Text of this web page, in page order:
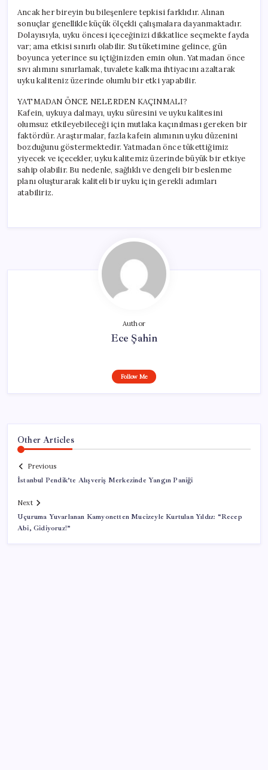
Ancak her bireyin bu bileşenlere tepkisi farklıdır. Alınan
sonuçlar genellikle küçük ölçekli çalışmalara dayanmaktadır.
Dolayısıyla, uyku öncesi içeceğinizi dikkatlice seçmekte fayda
var; ama etkisi sınırlı olabilir. Su tüketimine gelince, gün
boyunca yeterince su içtiğinizden emin olun. Yatmadan önce
sıvı alımını sınırlamak, tuvalete kalkma ihtiyacını azaltarak
uyku kaliteniz üzerinde olumlu bir etki yapabilir.
YATMADAN ÖNCE NELERDEN KAÇINMALI?
Kafein, uykuya dalmayı, uyku süresini ve uyku kalitesini
olumsuz etkileyebileceği için mutlaka kaçınılması gereken bir
faktördür. Araştırmalar, fazla kafein alımının uyku düzenini
bozduğunu göstermektedir. Yatmadan önce tükettiğimiz
yiyecek ve içecekler, uyku kalitemiz üzerinde büyük bir etkiye
sahip olabilir. Bu nedenle, sağlıklı ve dengeli bir beslenme
planı oluşturarak kaliteli bir uyku için gerekli adımları
atabiliriz.
Author
Ece Şahin
Follow Me
Other Articles
Previous
İstanbul Pendik’te Alışveriş Merkezinde Yangın Paniği
Next
Uçuruma Yuvarlanan Kamyonetten Mucizeyle Kurtulan Yıldız: “Recep
Abi, Gidiyoruz!”